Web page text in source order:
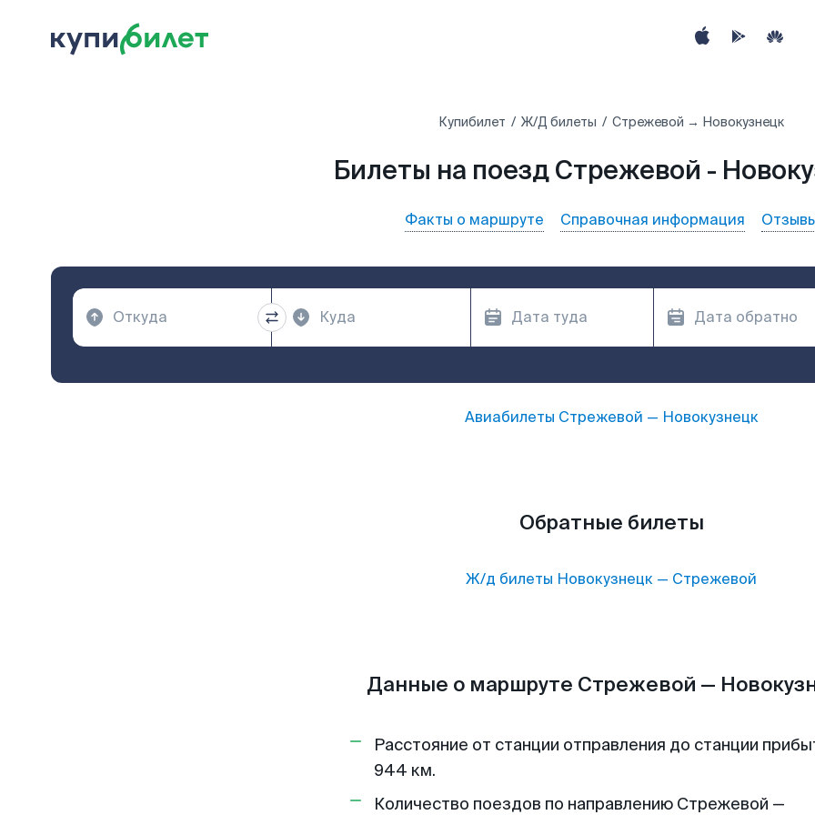
Купибилет Ж/Д билеты Стрежевой → Новокузнецк
Билеты на поезд Стрежевой -
Факты о маршруте Справочная информация
Авиабилеты Стрежевой — Новокузнецк
Обратные билеты
Ж/д билеты Новокузнецк — Стрежевой
Данные о маршруте Стрежевой —
Расстояние от станции отправления до станции
944 км.
Количество поездов по направлению Стрежевой —